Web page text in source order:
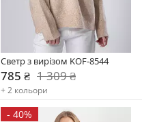
Светр з вирізом KOF-8544
785 ₴ 1 309 ₴
+ 2 кольори
- 40%